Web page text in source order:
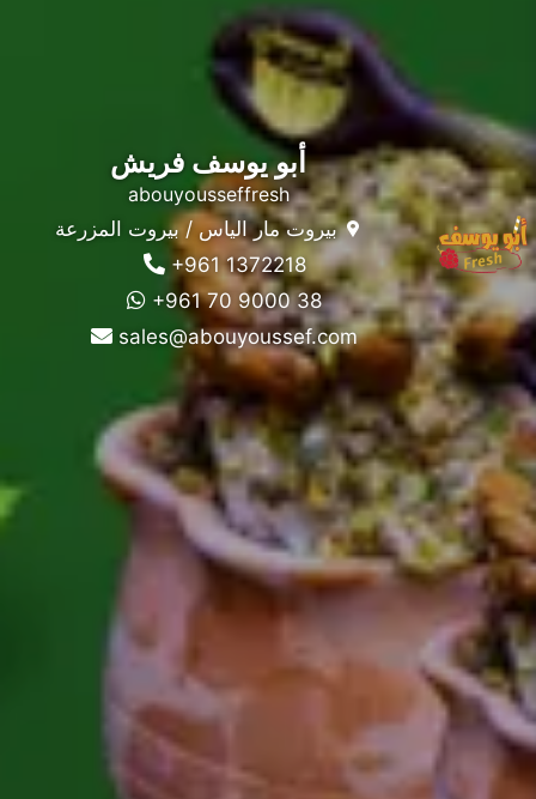
أبو يوسف فريش
abouyousseffresh
بيروت مار الياس / بيروت المزرعة
+961 1372218
+961 70 9000 38
sales@abouyoussef.com